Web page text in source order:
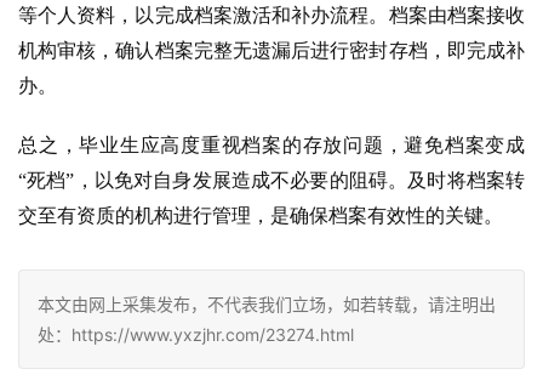
等个人资料，以完成档案激活和补办流程。档案由档案接收
机构审核，确认档案完整无遗漏后进行密封存档，即完成补
办。
总之，毕业生应高度重视档案的存放问题，避免档案变成
“死档”，以免对自身发展造成不必要的阻碍。及时将档案转
交至有资质的机构进行管理，是确保档案有效性的关键。
本文由网上采集发布，不代表我们立场，如若转载，请注明出
处：https://www.yxzjhr.com/23274.html